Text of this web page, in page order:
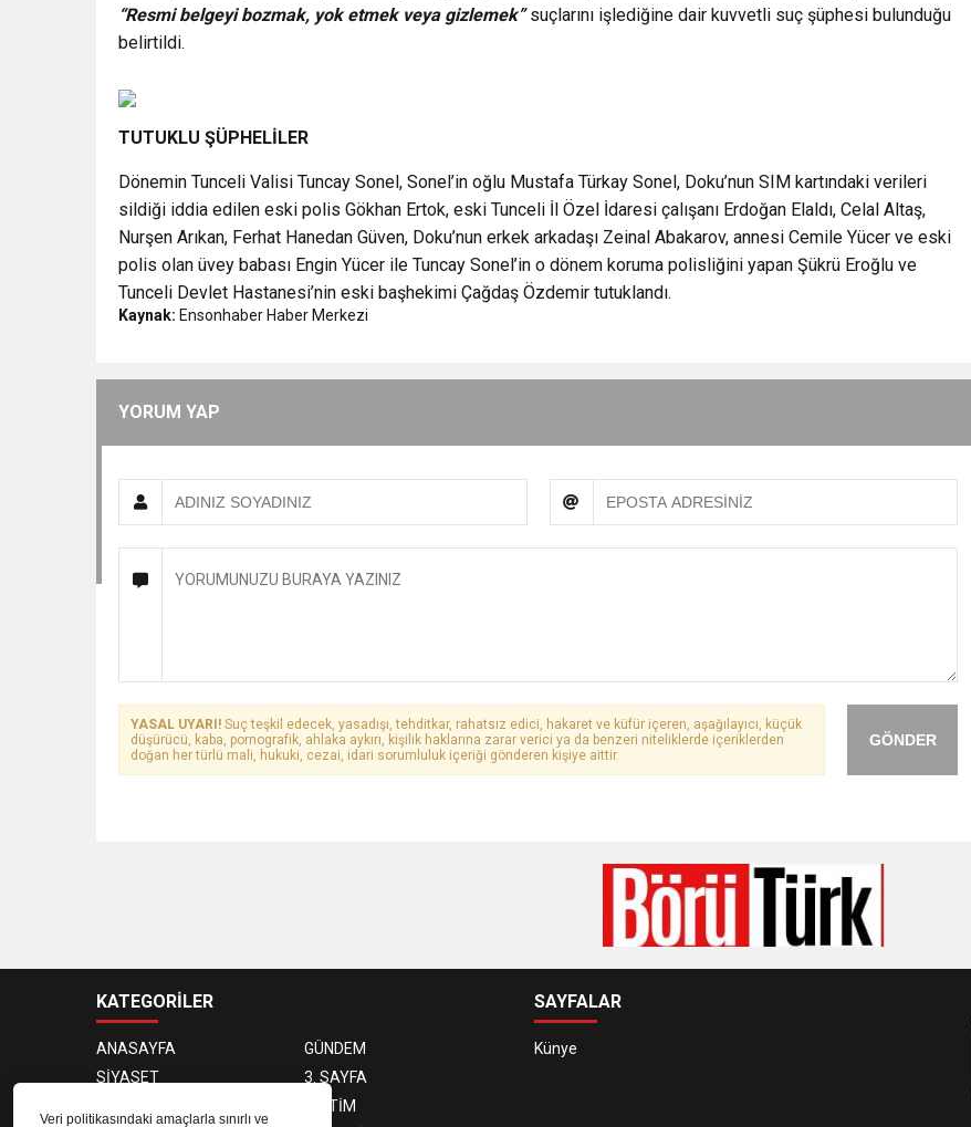
Veri politikasındaki amaçlarla sınırlı ve
“Resmi belgeyi bozmak, yok etmek veya gizlemek”suçlarını işlediğine dair kuvvetli suç şüphesi bulunduğu
belirtildi.
TUTUKLU ŞÜPHELİLER
Dönemin Tunceli Valisi Tuncay Sonel, Sonel’in oğlu Mustafa Türkay Sonel, Doku’nun SIM kartındaki verileri
sildiği iddia edilen eski polis Gökhan Ertok, eski Tunceli İl Özel İdaresi çalışanı Erdoğan Elaldı, Celal Altaş,
Nurşen Arıkan, Ferhat Hanedan Güven, Doku’nun erkek arkadaşı Zeinal Abakarov, annesi Cemile Yücer ve eski
polis olan üvey babası Engin Yücer ile Tuncay Sonel’in o dönem koruma polisliğini yapan Şükrü Eroğlu ve
Tunceli Devlet Hastanesi’nin eski başhekimi Çağdaş Özdemir tutuklandı.
Kaynak: Ensonhaber Haber Merkezi
YORUM YAP
GÖNDER
YASAL UYARI! Suç teşkil edecek, yasadışı, tehditkar, rahatsız edici, hakaret ve küfür içeren, aşağılayıcı, küçük
düşürücü, kaba, pornografik, ahlaka aykırı, kişilik haklarına zarar verici ya da benzeri niteliklerde içeriklerden
doğan her türlü mali, hukuki, cezai, idari sorumluluk içeriği gönderen kişiye aittir.
KATEGORİLER
ANASAYFA
GÜNDEM
SİYASET
3. SAYFA
EĞİTİM
SAYFALAR
Künye